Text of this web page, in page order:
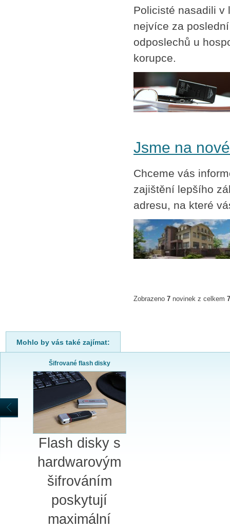
Policisté nasadili v
nejvíce za
odposlechů u
korupce.
Jsme na
Chceme vás
zajištění lepšího
adresu, na které
Zobrazeno 7 novinek z celkem 7
Mohlo by vás také zajímat:
Šifrované flash disky
Flash disky s
hardwarovým
šifrováním
poskytují
maximální